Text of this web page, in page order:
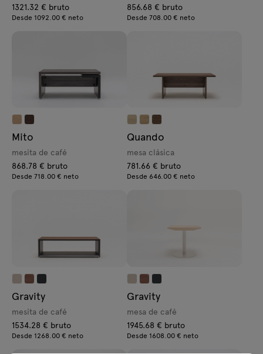
1321.32 € bruto
Desde 1092.00 € neto
856.68 € bruto
Desde 708.00 € neto
Mito
mesita de café
868.78 € bruto
Desde 718.00 € neto
Quando
mesa clásica
781.66 € bruto
Desde 646.00 € neto
Gravity
mesita de café
1534.28 € bruto
Desde 1268.00 € neto
Gravity
mesa de café
1945.68 € bruto
Desde 1608.00 € neto